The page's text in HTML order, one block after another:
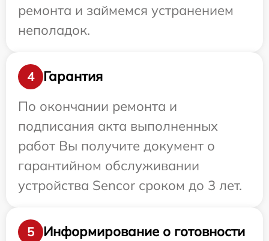
ремонта и займемся устранением
неполадок.
4
Гарантия
По окончании ремонта и
подписания акта выполненных
работ Вы получите документ о
гарантийном обслуживании
устройства Sencor сроком до 3 лет.
5
Информирование о готовности